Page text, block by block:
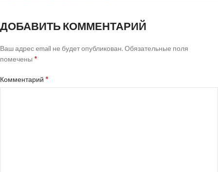
ДОБАВИТЬ КОММЕНТАРИЙ
Ваш адрес email не будет опубликован. Обязательные поля
помечены *
Комментарий *